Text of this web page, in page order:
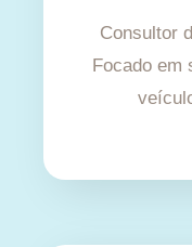
Consultor
Focado em